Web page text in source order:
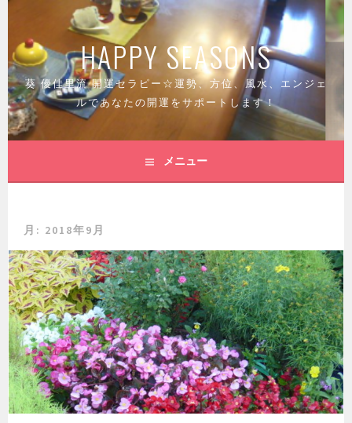
テ
ン
ツ
へ
ス
キ
プ
HAPPY SEASONS
葵 優佳里流 開運セラピー☆運勢、方位、風水、エンジェ
ルであなたの開運をサポートします！
メニュー
月: 2018年9月